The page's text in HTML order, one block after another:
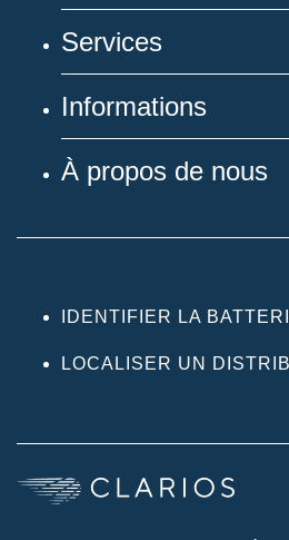
Services
Informations
À propos de nous
IDENTIFIER LA
LOCALISER UN